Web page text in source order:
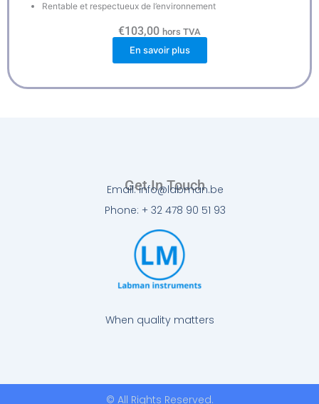
Rentable et respectueux de l’environnement
€103,00 hors TVA
En savoir plus
When quality matters
Get In Touch
Email: info@labman.be
Phone: + 32 478 90 51 93
© All Rights Reserved.